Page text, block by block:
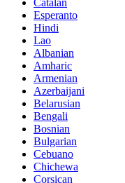
Catalan
Esperanto
Hindi
Lao
Albanian
Amharic
Armenian
Azerbaijani
Belarusian
Bengali
Bosnian
Bulgarian
Cebuano
Chichewa
Corsican